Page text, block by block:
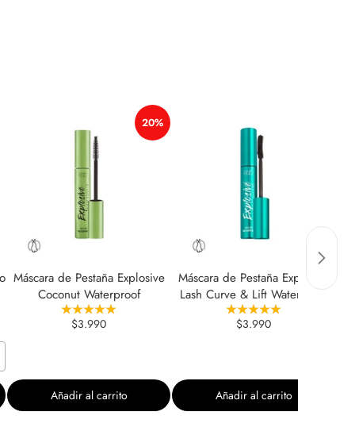
20%
Máscara de Pestaña Explosive
Coconut Waterproof
$3.990
Añadir al carrito
Máscara de Pestaña Explosive
Lash Curve & Lift Waterproof
$3.990
Añadir al carrito